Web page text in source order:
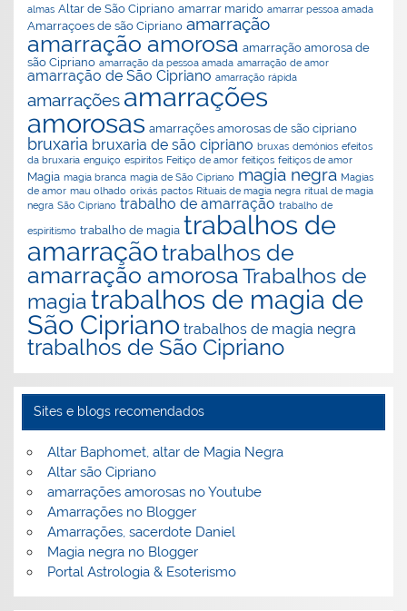
almas Altar de São Cipriano amarrar marido amarrar pessoa amada
Amarraçoes de são Cipriano amarração
amarração amorosa amarração amorosa de
são Cipriano amarração da pessoa amada amarração de amor
amarração de São Cipriano amarração rápida
amarrações amarrações
amorosas amarrações amorosas de são cipriano
bruxaria bruxaria de são cipriano bruxas demónios efeitos
da bruxaria enguiço espiritos Feitiço de amor feitiços feitiços de amor
Magia magia branca magia de São Cipriano magia negra Magias
de amor mau olhado orixás pactos Rituais de magia negra ritual de magia
negra São Cipriano trabalho de amarração trabalho de
espiritismo trabalho de magia trabalhos de
amarraçãotrabalhos de
amarração amorosa Trabalhos de
magia trabalhos de magia de
São Cipriano trabalhos de magia negra
trabalhos de São Cipriano
Sites e blogs recomendados
Altar Baphomet, altar de Magia Negra
Altar são Cipriano
amarrações amorosas no Youtube
Amarrações no Blogger
Amarrações, sacerdote Daniel
Magia negra no Blogger
Portal Astrologia & Esoterismo